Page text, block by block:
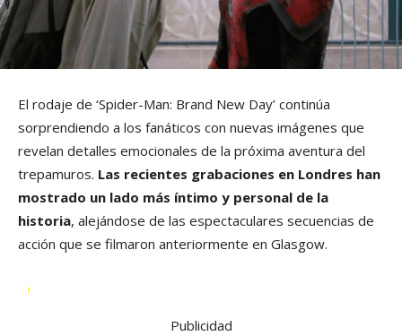
El rodaje de ‘Spider-Man: Brand New Day’ continúa
sorprendiendo a los fanáticos con nuevas imágenes que
revelan detalles emocionales de la próxima aventura del
trepamuros. Las recientes grabaciones en Londres han
mostrado un lado más íntimo y personal de la
historia, alejándose de las espectaculares secuencias de
acción que se filmaron anteriormente en Glasgow.
Publicidad